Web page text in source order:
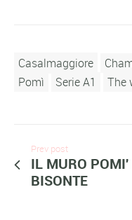
Casalmaggiore
Pomì
Serie A1 The
Prev post
IL MURO
BISONTE